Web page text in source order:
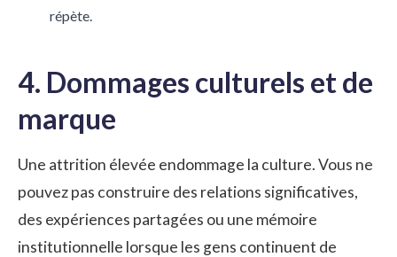
répète.
4. Dommages culturels et de
marque
Une attrition élevée endommage la culture. Vous ne
pouvez pas construire des relations significatives,
des expériences partagées ou une mémoire
institutionnelle lorsque les gens continuent de